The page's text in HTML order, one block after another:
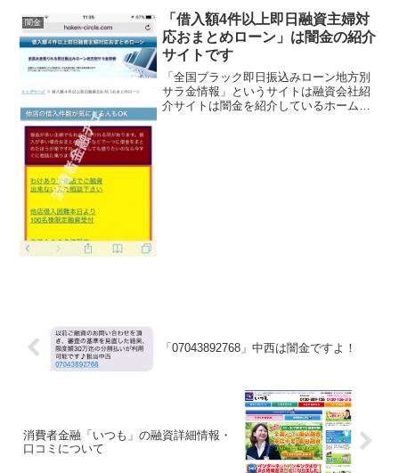
闇金
「借入額4件以上即日融資主婦対
応おまとめローン」は闇金の紹介
サイトです
「全国ブラック即日振込みローン地方別
サラ金情報」というサイトは融資会社紹
介サイトは闇金を紹介しているホームペ
「07043892768」中西は闇金ですよ！
消費者金融「いつも」の融資詳細情報・
口コミについて